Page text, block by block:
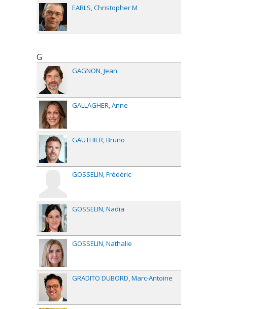
EARLS Christopher M
G
GAGNON Jean
GALLAGHER Anne
GAUTHIER Bruno
GOSSELIN Frédéric
GOSSELIN Nadia
GOSSELIN Nathalie
GRADITO DUBORD Marc-Antoine